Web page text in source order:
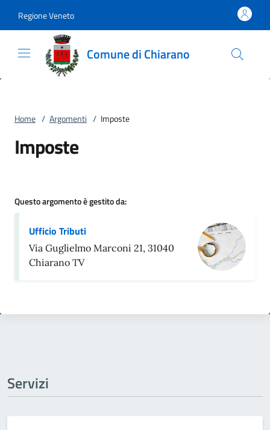
Regione Veneto
Comune di Chiarano
Home / Argomenti / Imposte
Imposte
Questo argomento è gestito da:
Ufficio Tributi
Via Guglielmo Marconi 21, 31040
Chiarano TV
Servizi